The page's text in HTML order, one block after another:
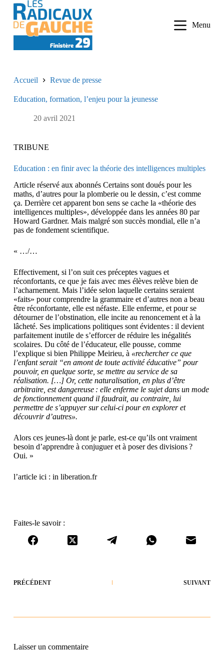
n
Menu
Accueil Revue de presse
Education, formation, l’enjeu pour la jeunesse
20 avril 2021
TRIBUNE
Education : en finir avec la théorie des intelligences multiples
Article réservé aux abonnés Certains sont doués pour les
maths, d’autres pour la plomberie ou le dessin, c’est comme
ça. Derrière cet apparent bon sens se cache la «théorie des
intelligences multiples», développée dans les années 80 par
Howard Gardner. Mais malgré son succès mondial, elle n’a
pas de fondement scientifique.
« …/…
Effectivement, si l’on suit ces préceptes vagues et
réconfortants, ce que je fais avec mes élèves relève bien de
l’acharnement. Mais l’idée selon laquelle certains seraient
«faits» pour comprendre la grammaire et d’autres non a beau
être réconfortante, elle est néfaste. Elle enferme, et pour se
détourner de l’obstination, elle incite au renoncement et à la
lâcheté. Ses implications politiques sont évidentes : il devient
parfaitement inutile de s’efforcer de réduire les inégalités
scolaires. Du côté de l’éducateur, elle pousse, comme
l’explique si bien Philippe Meirieu, à «rechercher ce que
l’enfant serait “en amont de toute activité éducative” pour
pouvoir, en quelque sorte, se mettre au service de sa
réalisation. […] Or, cette naturalisation, en plus d’être
arbitraire, est dangereuse : elle enferme le sujet dans un mode
de fonctionnement quand il faudrait, au contraire, lui
permettre de s’appuyer sur celui-ci pour en explorer et
découvrir d’autres».
Alors ces jeunes-là dont je parle, est-ce qu’ils ont vraiment
besoin d’apprendre à conjuguer et à poser des divisions ?
Oui. »
l’article ici : in liberation.fr
Faites-le savoir :
PRÉCÉDENT SUIVANT
Laisser un commentaire